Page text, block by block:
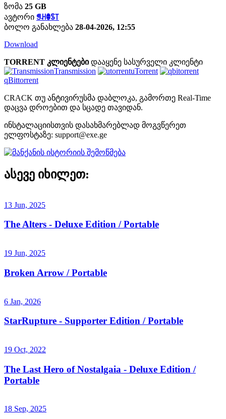
ზომა 25 GB
ავტორი ꁅꃅꂦꌗ꓄
ბოლო განახლება 28-04-2026, 12:55
Download
TORRENT კლიენტები დააყენე სასურველი კლიენტი
Transmission
uTorrent
qBittorrent
CRACK თუ ანტივირუსმა დაბლოკა, გამორთე Real-Time
დაცვა დროებით და სცადე თავიდან.
ინსტალაციისთვის დასახმარებლად მოგვწერეთ
ელფოსტაზე: support@exe.ge
ასევე იხილეთ:
13 Jun, 2025
The Alters - Deluxe Edition / Portable
19 Jun, 2025
Broken Arrow / Portable
6 Jan, 2026
StarRupture - Supporter Edition / Portable
19 Oct, 2022
The Last Hero of Nostalgaia - Deluxe Edition /
Portable
18 Sep, 2025